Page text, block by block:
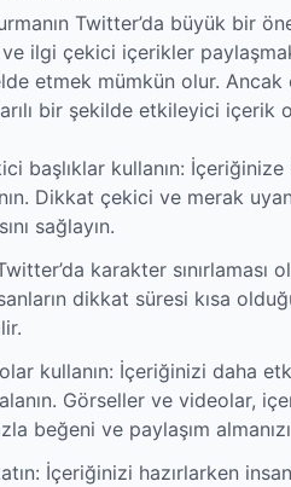
Twitter’da büyük bir
ilgi çekici içerikler
etmek mümkün olur.
bir şekilde etkileyici içerik
başlıklar kullanın: İçeriğinize
Dikkat çekici ve merak
sağlayın.
karakter
dikkat süresi kısa
kullanın: İçeriğinizi daha
Görseller ve videolar,
beğeni ve paylaşım
İçeriğinizi hazırlarken